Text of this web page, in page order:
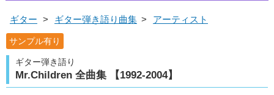
ギター > ギター弾き語り曲集 > アーティスト
サンプル有り
ギター弾き語り
Mr.Children 全曲集 【1992-2004】